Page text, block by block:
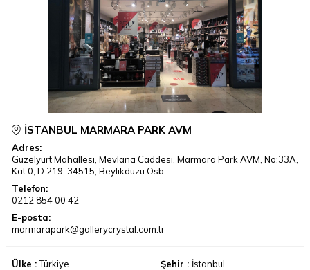
İSTANBUL MARMARA PARK AVM
Adres:
Güzelyurt Mahallesi, Mevlana Caddesi, Marmara Park AVM, No:33A,
Kat:0, D:219, 34515, Beylikdüzü Osb
Telefon:
0212 854 00 42
E-posta:
marmarapark@gallerycrystal.com.tr
Ülke :Türkiye Şehir : İstanbul